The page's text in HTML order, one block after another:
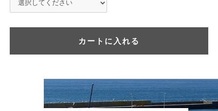
カートに入れる